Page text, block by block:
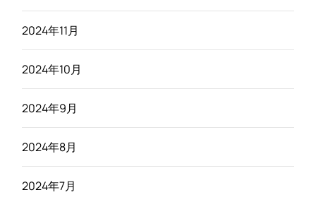
2024年11月
2024年10月
2024年9月
2024年8月
2024年7月